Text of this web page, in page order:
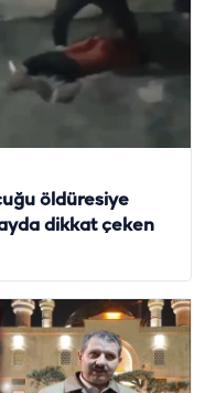
öldüresiye
dikkat çeken